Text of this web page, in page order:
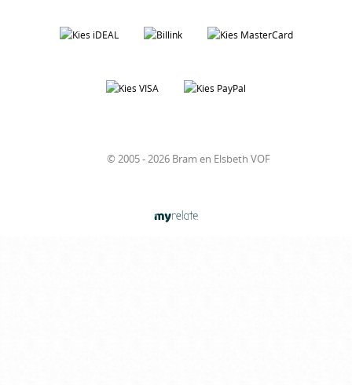
© 2005 - 2026 Bram en Elsbeth VOF